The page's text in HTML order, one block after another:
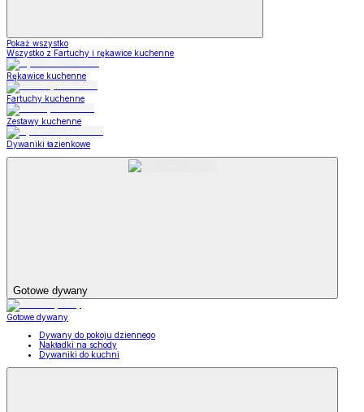
Pokaż wszystko
Wszystko z Fartuchy i rękawice kuchenne
Rękawice kuchenne
Fartuchy kuchenne
Zestawy kuchenne
Dywaniki łazienkowe
Gotowe dywany
Gotowe dywany
Dywany do pokoju dziennego
Nakładki na schody
Dywaniki do kuchni